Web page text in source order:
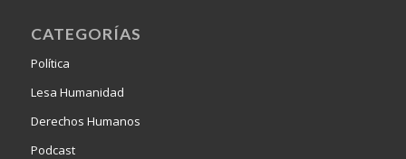
CATEGORÍAS
Política
Lesa Humanidad
Derechos Humanos
Podcast